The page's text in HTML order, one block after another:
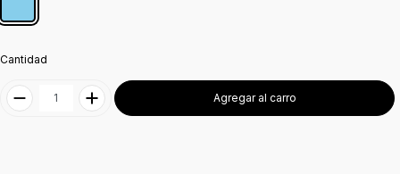
Cantidad
Agregar al carro